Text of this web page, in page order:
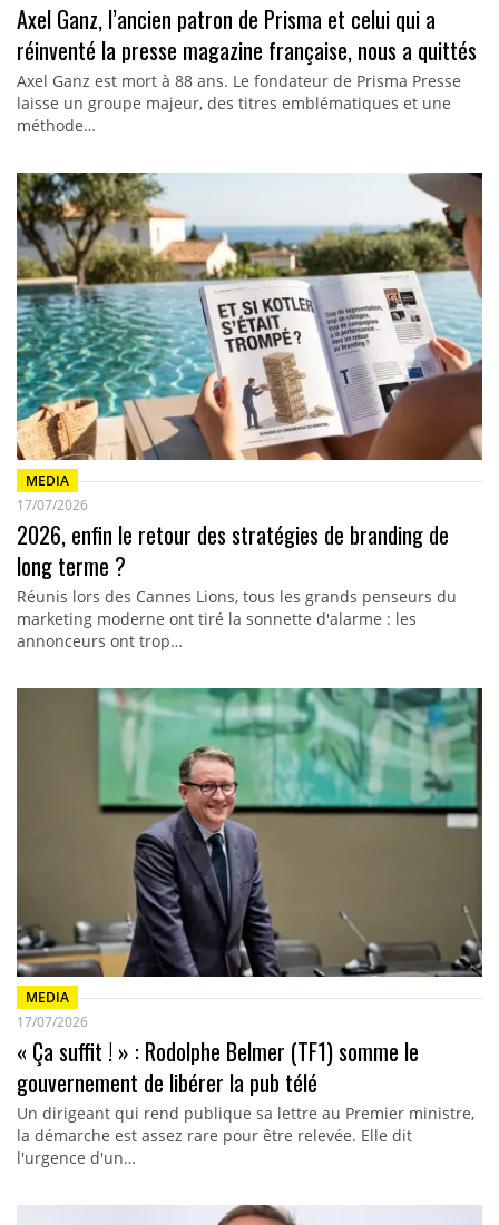
Axel Ganz, l’ancien patron de Prisma et celui qui a
réinventé la presse magazine française, nous a quittés
Axel Ganz est mort à 88 ans. Le fondateur de Prisma Presse
laisse un groupe majeur, des titres emblématiques et une
méthode…
MEDIA
17/07/2026
2026, enfin le retour des stratégies de branding de
long terme ?
Réunis lors des Cannes Lions, tous les grands penseurs du
marketing moderne ont tiré la sonnette d'alarme : les
annonceurs ont trop…
MEDIA
17/07/2026
« Ça suffit ! » : Rodolphe Belmer (TF1) somme le
gouvernement de libérer la pub télé
Un dirigeant qui rend publique sa lettre au Premier ministre,
la démarche est assez rare pour être relevée. Elle dit
l'urgence d'un…